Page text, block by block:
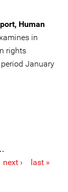
Human
in
rights
January
next › last »